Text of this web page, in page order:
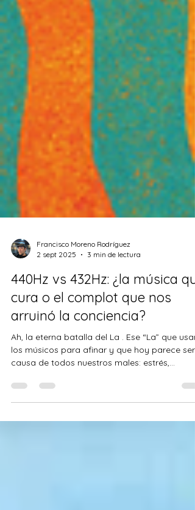
Francisco Moreno Rodríguez
2 sept 2025
3 min de lectura
440Hz vs 432Hz: ¿la música
arruinó la conciencia?
Ah, la eterna batalla del La . Ese “La” que usan
causa de todos nuestros males: estrés,...